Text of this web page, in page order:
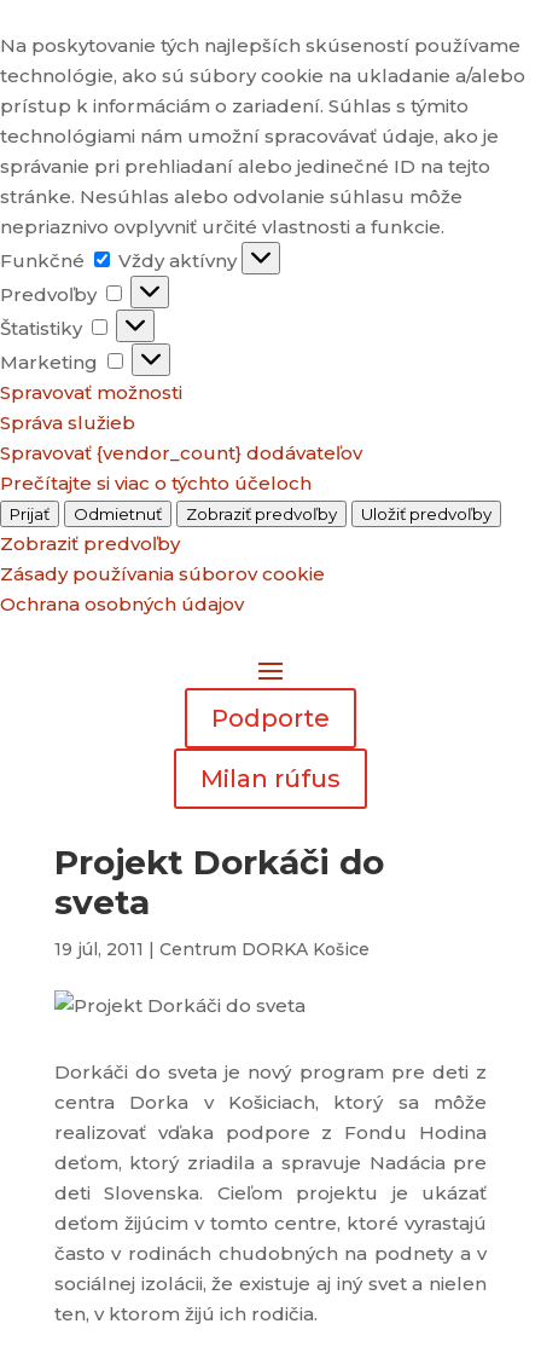
Na poskytovanie tých najlepších skúseností používame
technológie, ako sú súbory cookie na ukladanie a/alebo
prístup k informáciám o zariadení. Súhlas s týmito
technológiami nám umožní spracovávať údaje, ako je
správanie pri prehliadaní alebo jedinečné ID na tejto
stránke. Nesúhlas alebo odvolanie súhlasu môže
nepriaznivo ovplyvniť určité vlastnosti a funkcie.
Funkčné
Funkčné
Vždy aktívny
Predvoľby
Predvoľby
Štatistiky
Štatistiky
Marketing
Marketing
Spravovať možnosti
Správa služieb
Spravovať {vendor_count} dodávateľov
Prečítajte si viac o týchto účeloch
Prijať Odmietnuť Zobraziť predvoľby Uložiť predvoľby
Zobraziť predvoľby
Zásady používania súborov cookie
Ochrana osobných údajov
Podporte
Milan rúfus
Projekt Dorkáči do
sveta
19 júl, 2011 | Centrum DORKA Košice
Dorkáči do sveta je nový program pre deti z
centra Dorka v Košiciach, ktorý sa môže
realizovať vďaka podpore z Fondu Hodina
deťom, ktorý zriadila a spravuje Nadácia pre
deti Slovenska. Cieľom projektu je ukázať
deťom žijúcim v tomto centre, ktoré vyrastajú
často v rodinách chudobných na podnety a v
sociálnej izolácii, že existuje aj iný svet a nielen
ten, v ktorom žijú ich rodičia.